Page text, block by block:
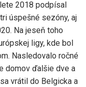
2018 podpísal
úspešné sezóny, aj
Na jeseň toho
ligy, kde bol
Nasledovalo ročné
domov ďalšie dve a
vrátil do Belgicka a